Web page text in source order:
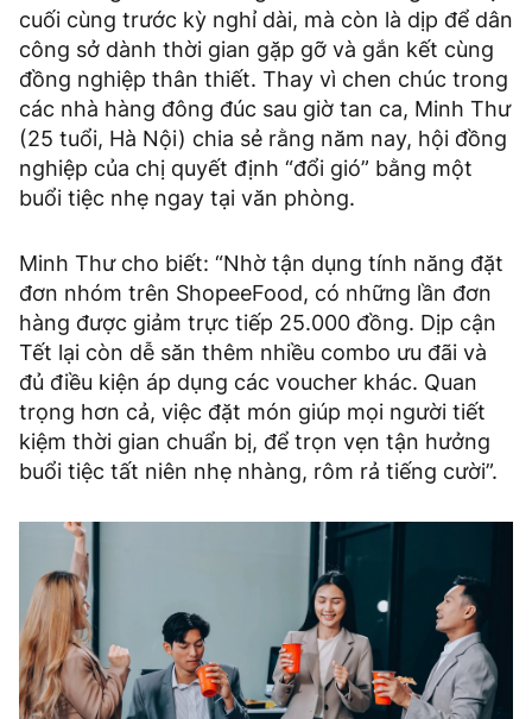
cuối cùng trước kỳ nghỉ dài, mà còn là dịp để dân
công sở dành thời gian gặp gỡ và gắn kết cùng
đồng nghiệp thân thiết. Thay vì chen chúc trong
các nhà hàng đông đúc sau giờ tan ca, Minh Thư
(25 tuổi, Hà Nội) chia sẻ rằng năm nay, hội đồng
nghiệp của chị quyết định “đổi gió” bằng một
buổi tiệc nhẹ ngay tại văn phòng.
Minh Thư cho biết: “Nhờ tận dụng tính năng đặt
đơn nhóm trên ShopeeFood, có những lần đơn
hàng được giảm trực tiếp 25.000 đồng. Dịp cận
Tết lại còn dễ săn thêm nhiều combo ưu đãi và
đủ điều kiện áp dụng các voucher khác. Quan
trọng hơn cả, việc đặt món giúp mọi người tiết
kiệm thời gian chuẩn bị, để trọn vẹn tận hưởng
buổi tiệc tất niên nhẹ nhàng, rôm rả tiếng cười”.